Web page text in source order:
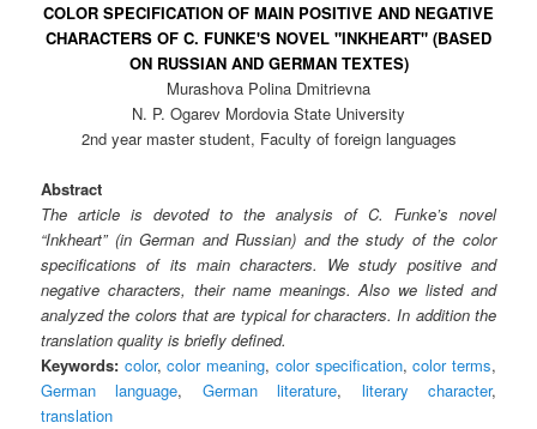
COLOR SPECIFICATION OF MAIN POSITIVE AND NEGATIVE
CHARACTERS OF C. FUNKE'S NOVEL "INKHEART" (BASED
ON RUSSIAN AND GERMAN TEXTES)
Murashova Polina Dmitrievna
N. P. Ogarev Mordovia State University
2nd year master student, Faculty of foreign languages
Abstract
The article is devoted to the analysis of C. Funke’s novel
“Inkheart” (in German and Russian) and the study of the color
specifications of its main characters. We study positive and
negative characters, their name meanings. Also we listed and
analyzed the colors that are typical for characters. In addition the
translation quality is briefly defined.
Keywords: color,color meaning, color specification,color terms,
German language, German literature, literary character,
translation